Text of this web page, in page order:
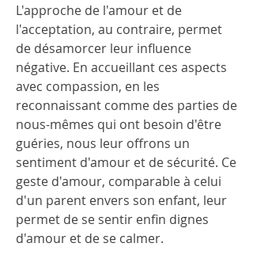
L'approche de l'amour et de
l'acceptation, au contraire, permet
de désamorcer leur influence
négative. En accueillant ces aspects
avec compassion, en les
reconnaissant comme des parties de
nous-mêmes qui ont besoin d'être
guéries, nous leur offrons un
sentiment d'amour et de sécurité. Ce
geste d'amour, comparable à celui
d'un parent envers son enfant, leur
permet de se sentir enfin dignes
d'amour et de se calmer.